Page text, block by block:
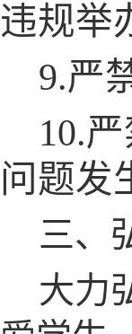
违规举
9.严
10.
问题发
三、
大力